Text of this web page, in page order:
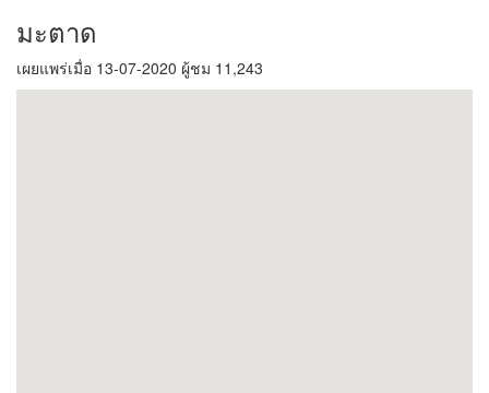
มะตาด
เผยแพร่เมื่อ 13-07-2020 ผู้ชม 11,243